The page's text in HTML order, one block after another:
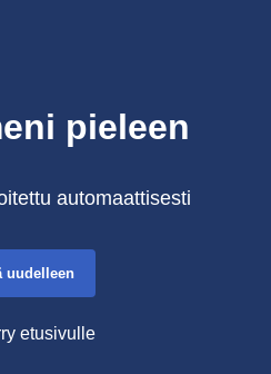
pieleen
automaattisesti
uudelleen
etusivulle